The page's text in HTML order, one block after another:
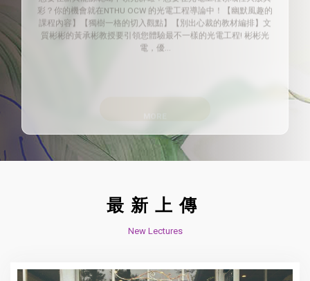
課程內容】【獨樹一格的切入觀點】【別出心裁的教材編排】文
質彬彬的黃承彬教授要引領您體驗最不一樣的光電工程! 彬彬光
電，優...
最新上傳
New Lectures